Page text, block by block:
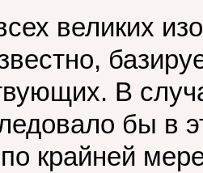
великих
В
бы в
крайней